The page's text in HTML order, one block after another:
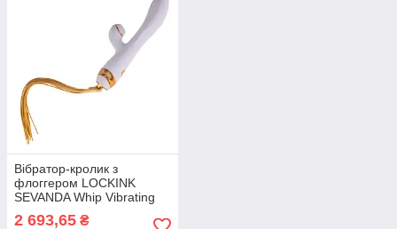
Вібратор-кролик з
флоггером LOCKINK
SEVANDA Whip Vibrating
Golden
2 693,65 ₴